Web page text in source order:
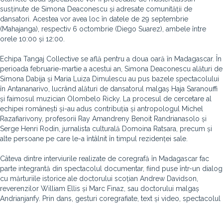
susținute de Simona Deaconescu și adresate comunității de
dansatori. Acestea vor avea loc în datele de 29 septembrie
(Mahajanga), respectiv 6 octombrie (Diego Suarez), ambele între
orele 10:00 și 12:00.
Echipa Tangaj Collective se află pentru a doua oară în Madagascar. În
perioada februarie-martie a acestui an, Simona Deaconescu alături de
Simona Dabija și Maria Luiza Dimulescu au pus bazele spectacolului
în Antananarivo, lucrând alături de dansatorul malgaș Haja Saranouffi
și faimosul muzician Olombelo Ricky. La procesul de cercetare al
echipei românești și-au adus contribuția și antropologul Michel
Razafiarivony, profesorii Ray Amandreny Benoit Randrianasolo și
Serge Henri Rodin, jurnalista culturală Domoina Ratsara, precum și
alte persoane pe care le-a întâlnit în timpul rezidenței sale.
Câteva dintre interviurile realizate de coregrafă în Madagascar fac
parte integrantă din spectacolul documentar, fiind puse într-un dialog
cu mărturiile istorice ale doctorului scoțian Andrew Davidson,
reverenzilor William Ellis și Marc Finaz, sau doctorului malgaș
Andrianjanfy. Prin dans, gesturi coregrafiate, text și video, spectacolul